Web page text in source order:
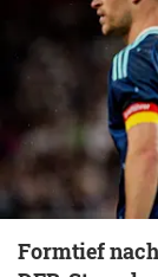
Formtief